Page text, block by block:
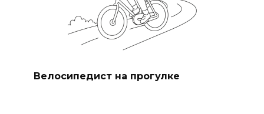
Велосипедист на прогулке